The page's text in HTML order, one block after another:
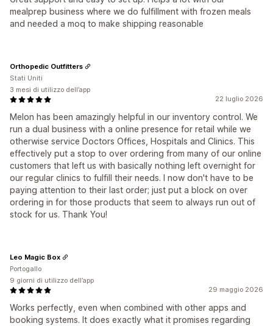
mealprep business where we do fulfillment with frozen meals
and needed a moq to make shipping reasonable
22 luglio 2026
Melon has been amazingly helpful in our inventory control. We
run a dual business with a online presence for retail while we
otherwise service Doctors Offices, Hospitals and Clinics. This
effectively put a stop to over ordering from many of our online
customers that left us with basically nothing left overnight for
our regular clinics to fulfill their needs. I now don't have to be
paying attention to their last order; just put a block on over
ordering in for those products that seem to always run out of
stock for us. Thank You!
Orthopedic Outfitters
Stati Uniti
3 mesi di utilizzo dell’app
29 maggio 2026
Works perfectly, even when combined with other apps and
booking systems. It does exactly what it promises regarding
Leo Magic Box
Portogallo
9 giorni di utilizzo dell’app